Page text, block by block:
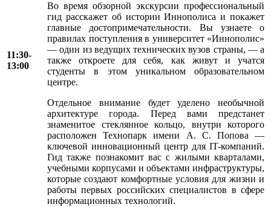
11:30-
13:00
Во время обзорной экскурсии профессиональный
гид расскажет об истории Иннополиса и покажет
главные достопримечательности. Вы узнаете о
правилах поступления в университет «Иннополис»
— один из ведущих технических вузов страны, — а
также откроете для себя, как живут и учатся
студенты в этом уникальном образовательном
центре.
Отдельное внимание будет уделено необычной
архитектуре города. Перед вами предстанет
знаменитое стеклянное кольцо, внутри которого
расположен Технопарк имени А. С. Попова —
ключевой инновационный центр для IT-компаний.
Гид также познакомит вас с жилыми кварталами,
учебными корпусами и объектами инфраструктуры,
которые создают комфортные условия для жизни и
работы первых российских специалистов в сфере
информационных технологий.